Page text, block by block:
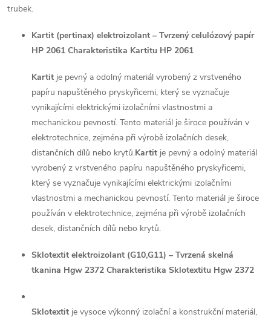
trubek.
Kartit (pertinax) elektroizolant – Tvrzený celulózový papír
HP 2061 Charakteristika Kartitu HP 2061
Kartit je pevný a odolný materiál vyrobený z vrstveného
papíru napuštěného pryskyřicemi, který se vyznačuje
vynikajícími elektrickými izolačními vlastnostmi a
mechanickou pevností. Tento materiál je široce používán v
elektrotechnice, zejména při výrobě izolačních desek,
distančních dílů nebo krytů.Kartit je pevný a odolný materiál
vyrobený z vrstveného papíru napuštěného pryskyřicemi,
který se vyznačuje vynikajícími elektrickými izolačními
vlastnostmi a mechanickou pevností. Tento materiál je široce
používán v elektrotechnice, zejména při výrobě izolačních
desek, distančních dílů nebo krytů.
Sklotextit elektroizolant (G10,G11) – Tvrzená skelná
tkanina Hgw 2372 Charakteristika Sklotextitu Hgw 2372
Sklotextit je vysoce výkonný izolační a konstrukční materiál,